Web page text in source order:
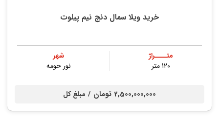
خرید ویلا سمال دنج نیم پیلوت
متــــراژ
120 متر
شهر
نور حومه
2,500,000,000 تومان / مبلغ کل